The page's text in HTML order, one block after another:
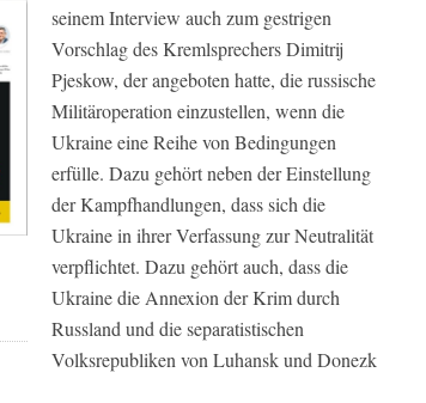
seinem Interview auch zum gestrigen
Vorschlag des Kremlsprechers Dimitrij
Pjeskow, der angeboten hatte, die russische
Militäroperation einzustellen, wenn die
Ukraine eine Reihe von Bedingungen
erfülle. Dazu gehört neben der Einstellung
der Kampfhandlungen, dass sich die
Ukraine in ihrer Verfassung zur Neutralität
verpflichtet. Dazu gehört auch, dass die
Ukraine die Annexion der Krim durch
Russland und die separatistischen
Volksrepubliken von Luhansk und Donezk